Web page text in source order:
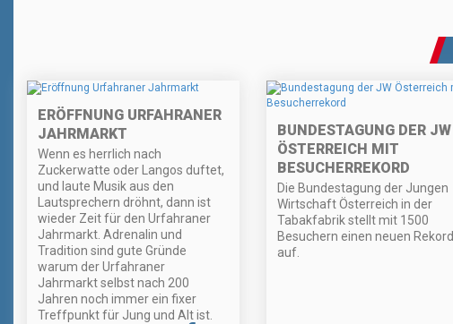
ERÖFFNUNG URFAHRANER
JAHRMARKT
Wenn es herrlich nach
Zuckerwatte oder Langos duftet,
und laute Musik aus den
Lautsprechern dröhnt, dann ist
wieder Zeit für den Urfahraner
Jahrmarkt. Adrenalin und
Tradition sind gute Gründe
warum der Urfahraner
Jahrmarkt selbst nach 200
Jahren noch immer ein fixer
Treffpunkt für Jung und Alt ist.
BUNDESTAGUNG DER JW
ÖSTERREICH MIT
BESUCHERREKORD
Die Bundestagung der Jungen
Wirtschaft Österreich in der
Tabakfabrik stellt mit 1500
Besuchern einen neuen Rekord
auf.